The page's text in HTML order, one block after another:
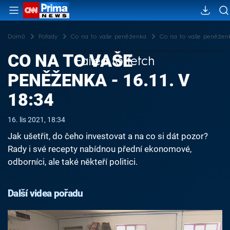
Domů Pořady Co na to vaše peněženka Co na to vaše
Failed to fetch
CO NA TO VAŠE
PENĚŽENKA - 16.11. V
18:34
16. lis 2021, 18:34
Jak ušetřit, do čeho investovat a na co si dát pozor?
Rady i své recepty nabídnou přední ekonomové,
odborníci, ale také někteří politici.
Další videa pořadu